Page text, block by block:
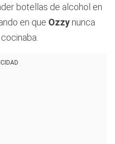
botellas de alcohol en
en que Ozzy nunca